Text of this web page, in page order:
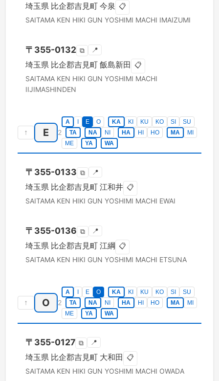
埼玉県 比企郡吉見町 今泉 📋
SAITAMA KEN HIKI GUN YOSHIMI MACHI IMAIZUMI
〒 355-0132 ⧉ 📍
埼玉県 比企郡吉見町 飯島新田 📋
SAITAMA KEN HIKI GUN YOSHIMI MACHI
IIJIMASHINDEN
↑ E 2
A E O KA KI KU KO SI
SU
TA
NA NI HA HI HO MA
MI
ME
YA WA
〒 355-0133 ⧉ 📍
埼玉県 比企郡吉見町 江和井 📋
SAITAMA KEN HIKI GUN YOSHIMI MACHI EWAI
〒 355-0136 ⧉ 📍
埼玉県 比企郡吉見町 江綱 📋
SAITAMA KEN HIKI GUN YOSHIMI MACHI ETSUNA
↑ O 2
A E O KA KI KU KO SI
SU
TA
NA NI HA HI HO MA
MI
ME
YA WA
〒 355-0127 ⧉ 📍
埼玉県 比企郡吉見町 大和田 📋
SAITAMA KEN HIKI GUN YOSHIMI MACHI OWADA